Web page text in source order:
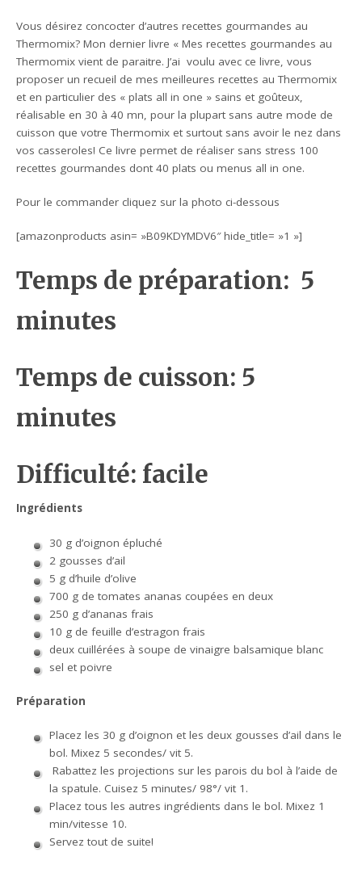
Vous désirez concocter d’autres recettes gourmandes au
Thermomix? Mon dernier livre « Mes recettes gourmandes au
Thermomix vient de paraitre. J’ai voulu avec ce livre, vous
proposer un recueil de mes meilleures recettes au Thermomix
et en particulier des « plats all in one » sains et goûteux,
réalisable en 30 à 40 mn, pour la plupart sans autre mode de
cuisson que votre Thermomix et surtout sans avoir le nez dans
vos casseroles! Ce livre permet de réaliser sans stress 100
recettes gourmandes dont 40 plats ou menus all in one.
Pour le commander cliquez sur la photo ci-dessous
[amazonproducts asin= »B09KDYMDV6″ hide_title= »1 »]
Temps de préparation: 5
minutes
Temps de cuisson: 5
minutes
Difficulté: facile
Ingrédients
30 g d’oignon épluché
2 gousses d’ail
5 g d’huile d’olive
700 g de tomates ananas coupées en deux
250 g d’ananas frais
10 g de feuille d’estragon frais
deux cuillérées à soupe de vinaigre balsamique blanc
sel et poivre
Préparation
Placez les 30 g d’oignon et les deux gousses d’ail dans le
bol. Mixez 5 secondes/ vit 5.
Rabattez les projections sur les parois du bol à l’aide de
la spatule. Cuisez 5 minutes/ 98°/ vit 1.
Placez tous les autres ingrédients dans le bol. Mixez 1
min/vitesse 10.
Servez tout de suite!